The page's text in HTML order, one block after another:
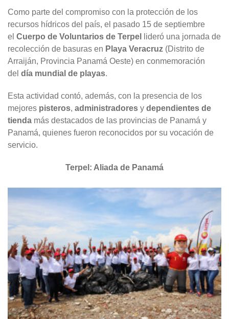
Como parte del compromiso con la protección de los
recursos hídricos del país, el pasado 15 de septiembre
el Cuerpo de Voluntarios de Terpel
lideró una jornada de
recolección de basuras en Playa Veracruz (Distrito de
Arraiján, Provincia Panamá Oeste) en conmemoración
del día mundial de playas.
Esta actividad contó, además, con la presencia de los
mejores pisteros, administradores y dependientes de
tienda más destacados de las provincias de Panamá y
Panamá, quienes fueron reconocidos por su vocación de
servicio.
Terpel: Aliada de Panamá